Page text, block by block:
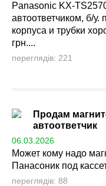
Panasonic KX-
автоответчиком, б/
корпуса и трубки
грн....
переглядів: 221
Продам
автоответчик
06.03.2026
Может кому надо
Панасоник под
переглядів: 88